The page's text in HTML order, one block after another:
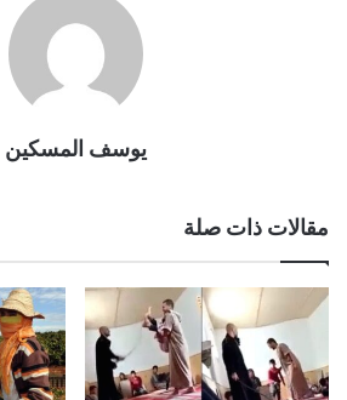
يوسف المسكين
مقالات ذات صلة